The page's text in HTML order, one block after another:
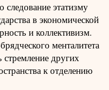
следование этатизму
в экономической
и коллективизм.
менталитета
стремление других
к отделению